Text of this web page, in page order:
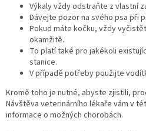
Výkaly vždy odstraňte z vlastní
Dávejte pozor na svého psa při
Pokud máte kočku, vždy
okamžitě.
To platí také pro jakékoli
stanice.
V případě potřeby použijte
Kromě toho je nutné, abyste zjistili,
Návštěva veterinárního lékaře vám v
informace o možných chorobách.